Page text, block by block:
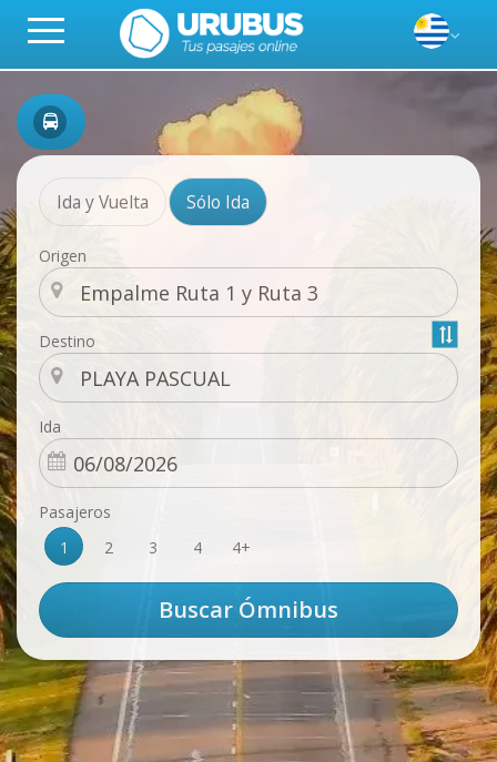
Ida y Vuelta Sólo Ida
Origen
Destino
Ida
Pasajeros
1
2 3 4 4+